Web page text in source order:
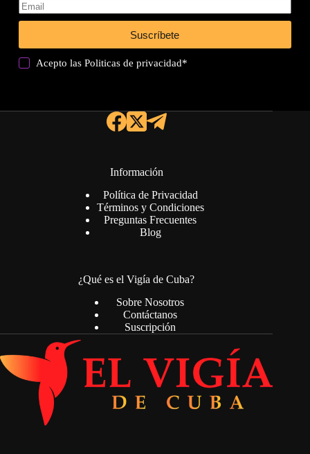
Suscríbete
Acepto lasPoliticas de privacidad*
Información
Política de Privacidad
Términos y Condiciones
Preguntas Frecuentes
Blog
¿Qué es el Vigía de Cuba?
Sobre Nosotros
Contáctanos
Suscripción